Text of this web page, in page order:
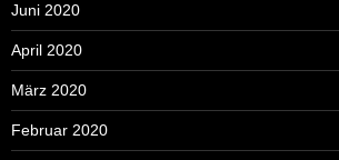
Juni 2020
April 2020
März 2020
Februar 2020